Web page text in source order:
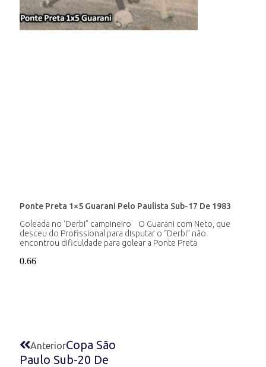
Ponte Preta 1×5 Guarani Pelo Paulista Sub-17 De 1983
Goleada no ‘Derbi” campineiro O Guarani com Neto, que
desceu do Profissional para disputar o “Derbi” não
encontrou dificuldade para golear a Ponte Preta
AnteriorCopa São
Paulo Sub-20 De